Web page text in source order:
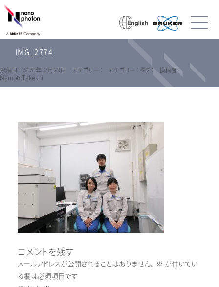
IMG_2774
投稿日 : 2020年12月23日 カテゴリー : カテゴリー : タグ :
投稿者 :
NemotoTakeshi
コメントを残す
メールアドレスが公開されることはありません。 ※ が付いてい
る欄は必須項目です